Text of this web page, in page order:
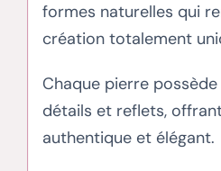
formes naturelles qui
création totalement
Chaque pierre
détails et reflets,
authentique et élégant.